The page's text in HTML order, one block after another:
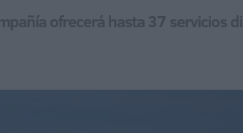
ofrecerá hasta 37 servicios